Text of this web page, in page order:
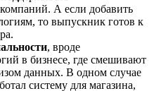
А если добавить
то выпускник готов к
, вроде
в бизнесе, где смешивают
данных. В одном случае
систему для магазина,